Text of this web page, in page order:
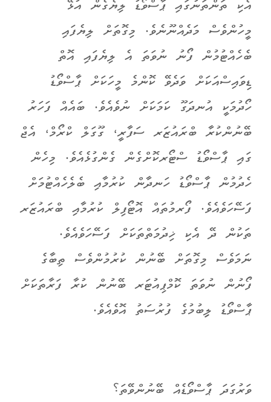
އެކި ތަންތަނުގައި ޕާސްވޯޑު ލިޔެގެން އުޅޭ
މީހުންވެސް މަދެއްނޫނެވެ. މިގޮތަށް ލިޔެފައި
ބެހެއްޓުމުން ފޯނު ނުވަތަ އެ ލިޔެފައި އޮތް
ޑިވައިސްއަކަށް ވަދެވޭ ކޮންމެ މީހަކަށް ޕާސްވޯޑު
ހޯދުމަކީ އުނދަގޫ ކަމަކަށް ނުވެއެވެ. ބައެއް ފަހަރު
ބޭނުންކުރާ ބްރައުޒަރ ސަފާރީ، ގޫގަލް ކްރޯމް، އެޖް
ގައި ޕާސްވޯޑު ސްޓޯރކޮށްގެން ގެންގުޅެއެވެ. މިހެން
ހެދުމުން ޕާސްވޯޑު ހަނދާން ކުރުމާއި ބެލެހެއްޓުމަށް
ފަސޭހަވެއެވެ. ފޯރމުތައް އޮޓޯފިލް ކުރުމާއި ބްރައުޒަރ
ތަކުން ދޭ އެކި ޚިދުމަތްތަކަށް ފަސޭހަވެއެވެ.
ނަމަވެސް މިގޮތަށް ބޭނުން ކުރުމުންވެސް ތިބާގެ
ފޯނުން ނުވަތަ ކޮމްޕިއުޓަރ ބޭނުން ކުރާ ފަރާތަކަށް
ޕާސްވޯޑު ލިިބުމުގެ ފުރުސަތު އޮވެއެވެ.
ވަރުގަދަ ޕާސްވޯޑެއް ބޭނުންވޭތަ؟